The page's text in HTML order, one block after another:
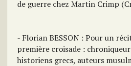
de guerre chez Martin Crimp
- Florian BESSON : Pour un
première croisade :
historiens grecs, auteurs